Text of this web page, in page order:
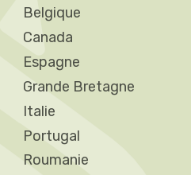
Belgique
Canada
Espagne
Grande Bretagne
Italie
Portugal
Roumanie